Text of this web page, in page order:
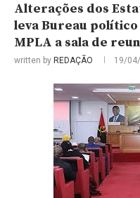
Alterações dos
leva Bureau
MPLA a sala de
written by REDAÇÃO 19/